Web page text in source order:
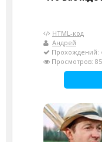
HTML-код
Андрей
Прохождений:
Просмотров: